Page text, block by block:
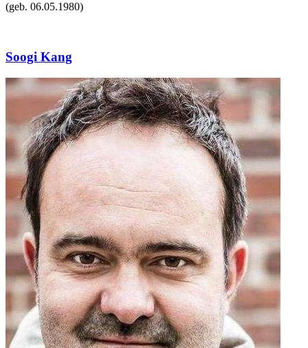
(geb. 06.05.1980)
Soogi Kang